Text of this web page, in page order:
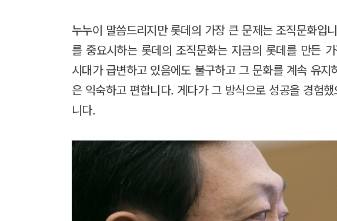
누누이 말씀드리지만 롯데의 가장 큰 문제는 조직문화입
를 중요시하는 롯데의 조직문화는 지금의 롯데를 만든
시대가 급변하고 있음에도 불구하고 그 문화를 계속 유
은 익숙하고 편합니다. 게다가 그 방식으로 성공을 경험
니다.